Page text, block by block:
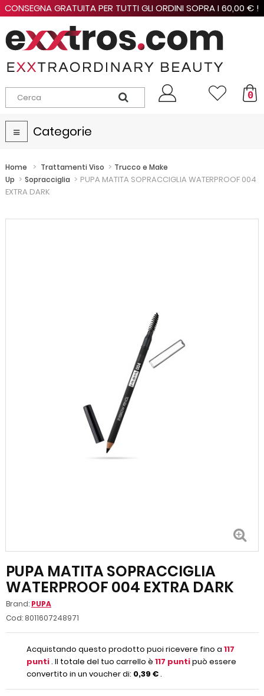
CONSEGNA GRATUITA PER TUTTI GLI ORDINI SOPRA I 60,00 € !
0
Navigazione
Toggle
Categorie
Home > Trattamenti Viso > Trucco e Make
Up > Sopracciglia > PUPA MATITA SOPRACCIGLIA WATERPROOF 004
EXTRA DARK
PUPA MATITA SOPRACCIGLIA
WATERPROOF 004 EXTRA DARK
Brand: PUPA
Cod: 8011607248971
Acquistando questo prodotto puoi ricevere fino a 117
punti. Il totale del tuo carrello è 117 puntipuò essere
convertito in un voucher di: 0,39 €.